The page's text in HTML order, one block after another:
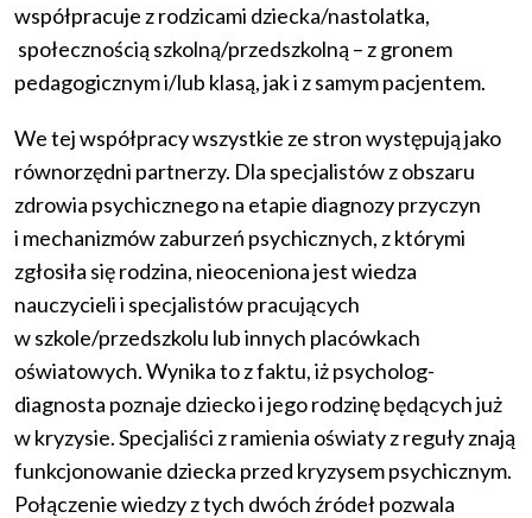
współpracuje z rodzicami dziecka/nastolatka,
społecznością szkolną/przedszkolną – z gronem
pedagogicznym i/lub klasą, jak i z samym pacjentem.
We tej współpracy wszystkie ze stron występują jako
równorzędni partnerzy. Dla specjalistów z obszaru
zdrowia psychicznego na etapie diagnozy przyczyn
i mechanizmów zaburzeń psychicznych, z którymi
zgłosiła się rodzina, nieoceniona jest wiedza
nauczycieli i specjalistów pracujących
w szkole/przedszkolu lub innych placówkach
oświatowych. Wynika to z faktu, iż psycholog-
diagnosta poznaje dziecko i jego rodzinę będących już
w kryzysie. Specjaliści z ramienia oświaty z reguły znają
funkcjonowanie dziecka przed kryzysem psychicznym.
Połączenie wiedzy z tych dwóch źródeł pozwala